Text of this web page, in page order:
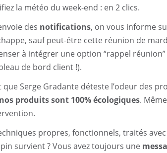
la météo du week-end : en 2 clics.
des notifications, on vous informe
sauf peut-être cette réunion de
à intégrer une option “rappel réunion”
de bord client !).
que Serge Gradante déteste l’odeur des
produits sont 100% écologiques.
propres, fonctionnels, traités
survient ? Vous avez toujours une